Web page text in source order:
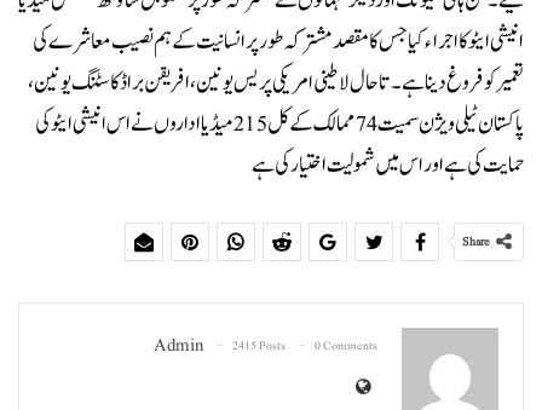
انیشی ایٹو کا اجراء کیا جس کا مقصد مشترکہ طور پر انسانیت کے ہم نصیب معاشرے کی
تعمیر کو فروغ دینا ہے۔تاحال لاطینی امریکی پریس یونین، افریقن براڈکاسٹنگ یونین،
پاکستان ٹیلی ویژن سمیت 74 ممالک کے کل 215 میڈیا اداروں نے اس انیشی ایٹو کی
حمایت کی ہے اور اس میں شمولیت اختیار کی ہے
Share
Admin 2415 Posts 0 Comments